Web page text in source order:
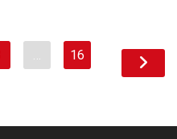
… 16